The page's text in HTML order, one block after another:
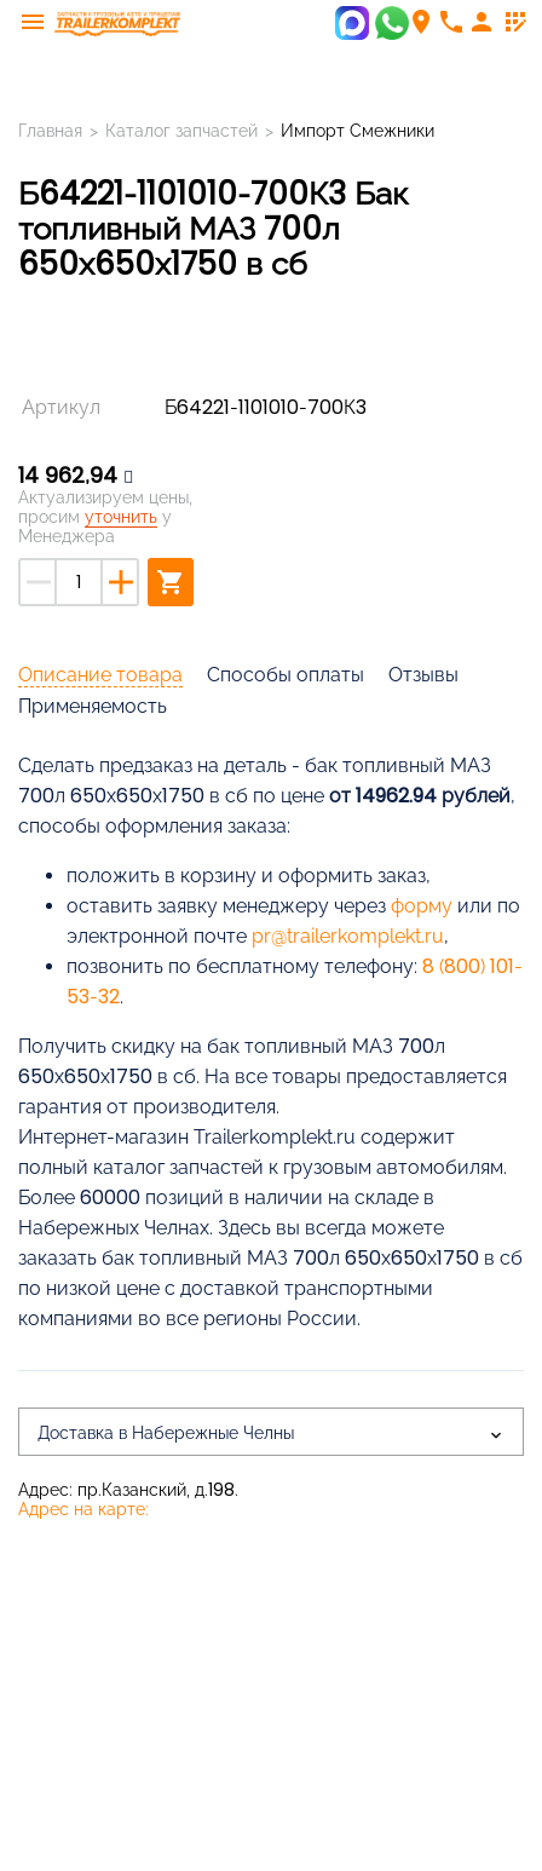
menu room phone person app_registration
Главная > Каталог запчастей > Импорт Смежники
Б64221-1101010-700К3 Бак
топливный МАЗ 700л
650х650х1750 в сб
Артикул Б64221-1101010-700К3
14 962,94
Актуализируем цены,
просим уточнить у
Менеджера
remove add shopping_cart
Описание товара Способы оплаты
Отзывы
Применяемость
Cделать предзаказ на деталь - бак топливный МАЗ
700л 650х650х1750 в сб по цене от 14962.94 рублей,
способы оформления заказа:
положить в корзину и оформить заказ,
оставить заявку менеджеру через форму или по
электронной почте pr@trailerkomplekt.ru,
позвонить по бесплатному телефону: 8 (800) 101-
53-32.
Получить скидку на бак топливный МАЗ 700л
650х650х1750 в сб. На все товары предоставляется
гарантия от производителя.
Интернет-магазин Trailerkomplekt.ru содержит
полный каталог запчастей к грузовым автомобилям.
Более 60000 позиций в наличии на складе в
Набережных Челнах. Здесь вы всегда можете
заказать бак топливный МАЗ 700л 650х650х1750 в сб
по низкой цене с доставкой транспортными
компаниями во все регионы России.
Доставка в Набережные Челны
Адрес: пр.Казанский, д.198.
Адрес на карте: